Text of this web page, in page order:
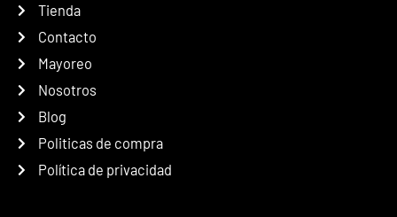
Tienda
Contacto
Mayoreo
Nosotros
Blog
Politicas de compra
Política de privacidad